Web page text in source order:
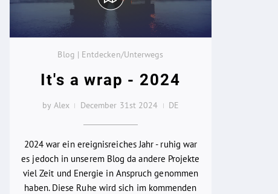
Blog | Entdecken/Unterwegs
It's a wrap - 2024
by Alex December 31st 2024 DE
2024 war ein ereignisreiches Jahr - ruhig war
es jedoch in unserem Blog da andere Projekte
viel Zeit und Energie in Anspruch genommen
haben. Diese Ruhe wird sich im kommenden